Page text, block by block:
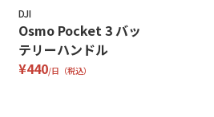
DJI
Osmo Pocket 3 バッ
テリーハンドル
¥440/日（税込）